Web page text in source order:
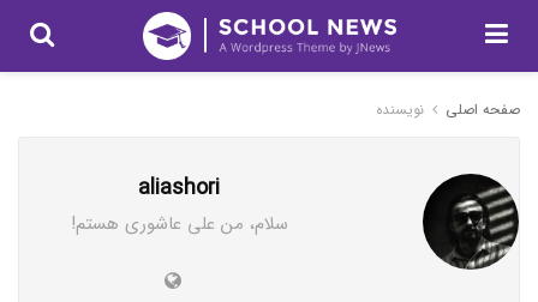
صفحه اصلی نویسنده
aliashori
سلام، من علی عاشوری هستم!